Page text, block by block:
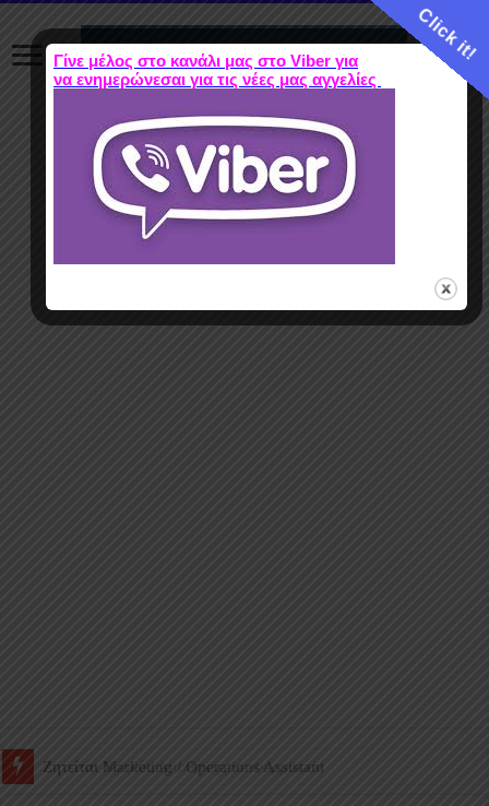
Ζητείται Βοηθός Αποθήκης σε Φαρμακείο
Click it!
Γίνε μέλος στο κανάλι μας στο Viber για
να ενημερώνεσαι για τις νέες μας αγγελίες